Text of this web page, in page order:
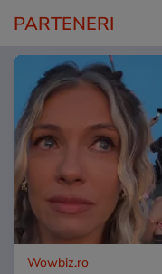
PARTENERI
Wowbiz.ro